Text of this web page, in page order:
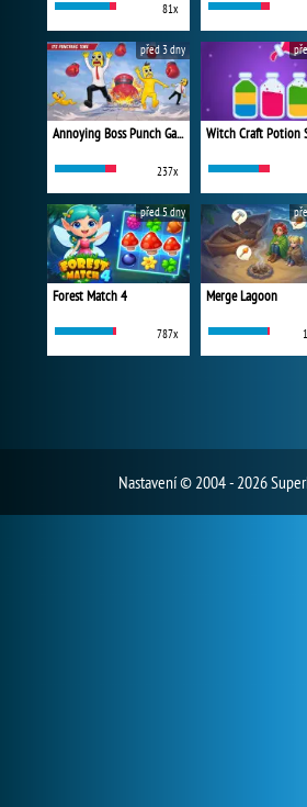
81x
Annoying Boss Punch Game
237x
před 3 dny
Witch Craft Potion
Forest Match 4
787x
před 5 dny
Merge Lagoon
Nastavení© 2004 - 2026